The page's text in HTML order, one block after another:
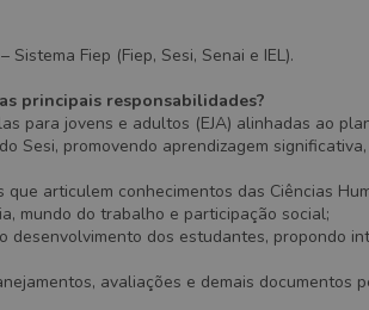
Sistema Fiep (Fiep, Sesi, Senai e IEL).
principais responsabilidades?
para jovens e adultos (EJA) alinhadas ao
Sesi, promovendo aprendizagem
que articulem conhecimentos das Ciências
mundo do trabalho e participação social;
desenvolvimento dos estudantes, propondo
avaliações e demais documentos